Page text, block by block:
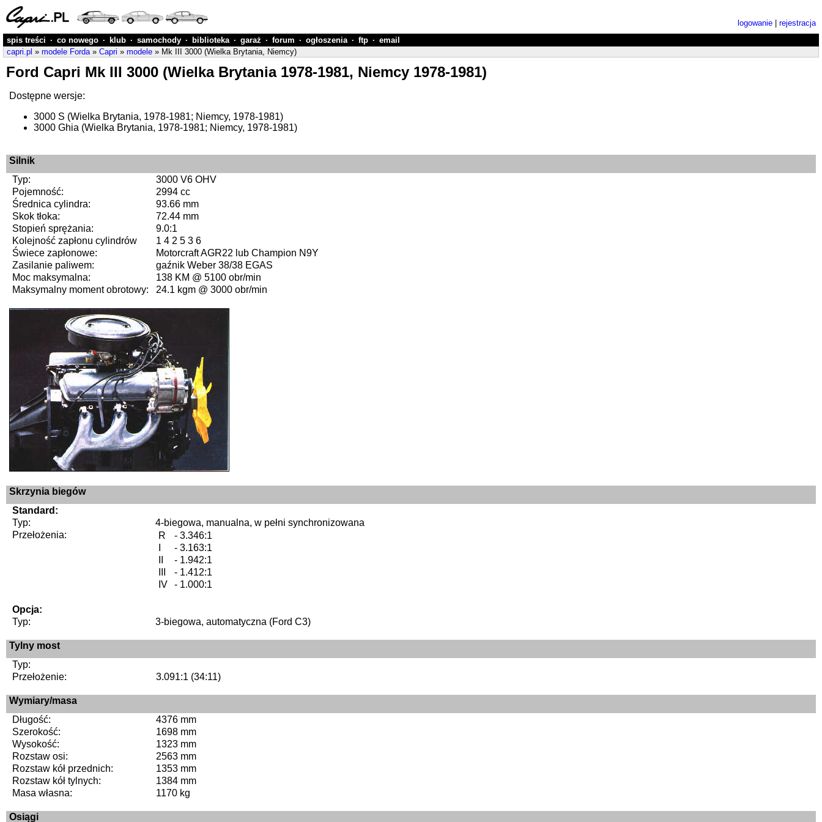
logowanie
rejestracja
spis treści · co nowego · klub · samochody · biblioteka · garaż · forum · ogłoszenia · ftp · email
capri.pl » modele Forda» Capri » modele » Mk III 3000 (Wielka Brytania, Niemcy)
Ford Capri Mk III 3000 (Wielka Brytania 1978-1981, Niemcy 1978-1981)
Dostępne wersje:
3000 S (Wielka Brytania, 1978-1981; Niemcy, 1978-1981)
3000 Ghia (Wielka Brytania, 1978-1981; Niemcy, 1978-1981)
Silnik
Typ:
3000 V6 OHV
Pojemność:
2994 cc
Średnica cylindra:
93.66 mm
Skok tłoka:
72.44 mm
Stopień sprężania:
9.0:1
Kolejność zapłonu cylindrów
1 4 2 5 3 6
Świece zapłonowe:
Motorcraft AGR22 lub Champion N9Y
Zasilanie paliwem:
gaźnik Weber 38/38 EGAS
Moc maksymalna:
138 KM @ 5100 obr/min
Maksymalny moment obrotowy:
24.1 kgm @ 3000 obr/min
Skrzynia biegów
Standard:
Typ:
4-biegowa, manualna, w pełni synchronizowana
Przełożenia:
R
- 3.346:1
- 3.163:1
- 1.942:1
- 1.412:1
IV
- 1.000:1
Opcja:
Typ:
3-biegowa, automatyczna (Ford C3)
Tylny most
Typ:
Przełożenie:
3.091:1 (34:11)
Wymiary/masa
Długość:
4376 mm
Szerokość:
1698 mm
Wysokość:
1323 mm
Rozstaw osi:
2563 mm
Rozstaw kół przednich:
1353 mm
Rozstaw kół tylnych:
1384 mm
Masa własna:
1170 kg
Osiągi